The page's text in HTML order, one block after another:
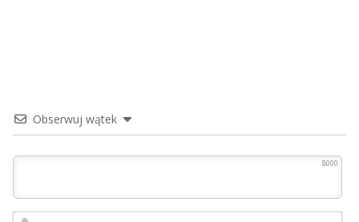
Obserwuj wątek
8000